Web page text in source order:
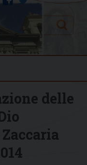
twitter
facebook
Search
delle